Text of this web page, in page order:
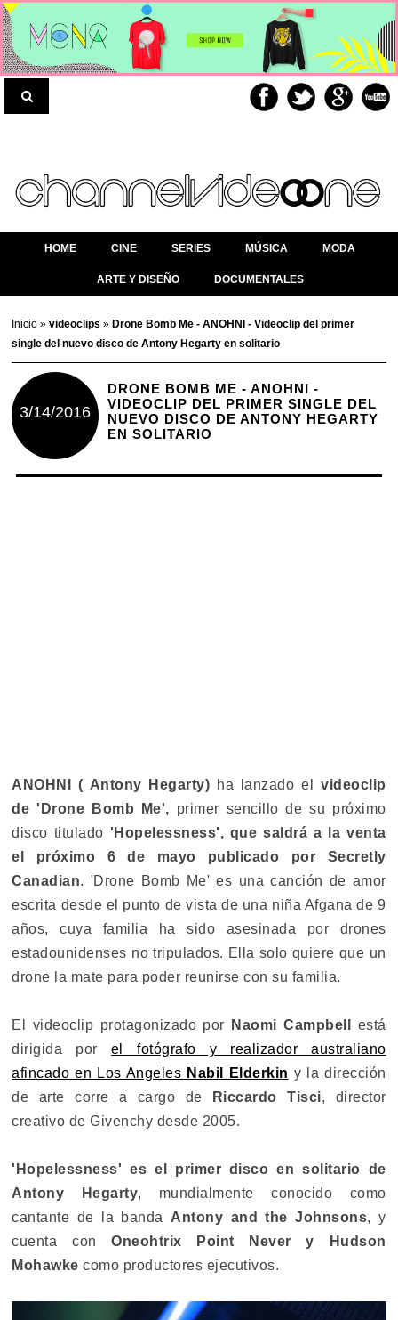
HOME CINE SERIES MÚSICA MODA
ARTE Y DISEÑO DOCUMENTALES
Inicio»videoclips» Drone Bomb Me - ANOHNI - Videoclip del primer
single del nuevo disco de Antony Hegarty en solitario
3/14/2016
DRONE BOMB ME - ANOHNI -
VIDEOCLIP DEL PRIMER SINGLE DEL
NUEVO DISCO DE ANTONY HEGARTY
EN SOLITARIO
ANOHNI ( Antony Hegarty) ha lanzado elvideoclip
de 'Drone Bomb Me', primer sencillo de su próximo
disco titulado 'Hopelessness', que saldrá a la venta
el próximo 6 de mayo publicado por Secretly
Canadian. 'Drone Bomb Me' es una canción de amor
escrita desde el punto de vista de una niña Afgana de 9
años, cuya familia ha sido asesinada por drones
estadounidenses no tripulados. Ella solo quiere que un
drone la mate para poder reunirse con su familia.
El videoclip protagonizado por Naomi Campbell
está
dirigida por el fotógrafo y realizador australiano
afincado en Los Angeles Nabil Elderkin y la dirección
de arte corre a cargo de
Riccardo Tisci, director
creativo de Givenchy desde 2005.
'Hopelessness' es el primer disco en solitario de
Antony Hegarty, mundialmente conocido como
cantante de la banda Antony and the Johnsons, y
cuenta conOneohtrix Point Never y Hudson
Mohawke como productores ejecutivos.